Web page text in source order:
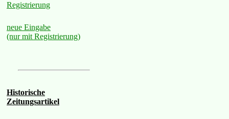
Registrierung
neue Eingabe
(nur mit Registrierung)
Historische
Zeitungsartikel